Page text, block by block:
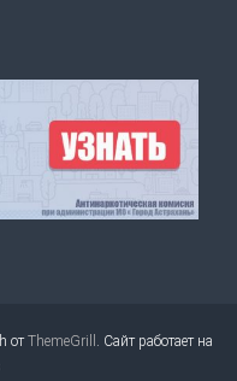
отThemeGrill . Сайт работает на